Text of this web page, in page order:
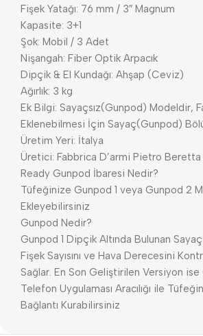
Fişek Yatağı: 76 mm / 3″ Magnum
Kapasite: 3+1
Şok: Mobil / 3 Adet
Nişangah: Fiber Optik Arpacık
Dipçik & El Kundağı: Ahşap (Ceviz)
Ağırlık: 3 kg
Ek Bilgi: Sayaçsız(Gunpod) Modeldir,
Eklenebilmesi İçin Sayaç(Gunpod)
Üretim Yeri: İtalya
Üretici: Fabbrica D’armi Pietro Beretta
Ready Gunpod İbaresi Nedir?
Tüfeğinize Gunpod 1 veya Gunpod 2
Ekleyebilirsiniz
Gunpod Nedir?
Gunpod 1 Dipçik Altında Bulunan Sayaç
Fişek Sayısını ve Hava Derecesini
Sağlar. En Son Geliştirilen Versiyon ise
Telefon Uygulaması Aracılığı ile
Bağlantı Kurabilirsiniz